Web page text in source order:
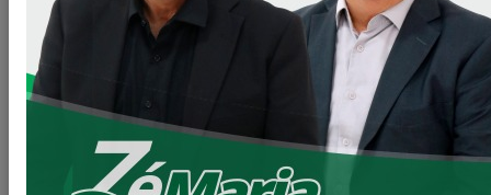
Loanda e toda região.
Trata-se do lançamento institucional da Sala de Perícia
Conectada na agência do INSS de Loanda, a primeira no
Estado do Paraná e a segunda na região Sul do Brasil.
Esse projeto inovador marca o retorno do serviço de
perícias do INSS à cidade de Loanda, após mais de 6 anos,